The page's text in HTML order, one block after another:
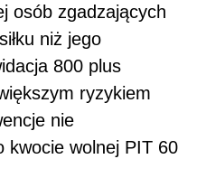
osób zgadzających
niż jego
800 plus
ryzykiem
nie
kwocie wolnej PIT 60